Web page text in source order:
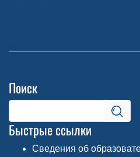
Поиск
Быстрые ссылки
Сведения об